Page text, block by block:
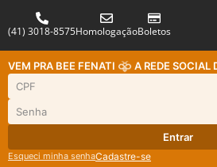
(41) 3018-8575HomologaçãoBoletos
VEM PRA BEE FENATI A REDE SOCIAL
Entrar
Esqueci minha senhaCadastre-se